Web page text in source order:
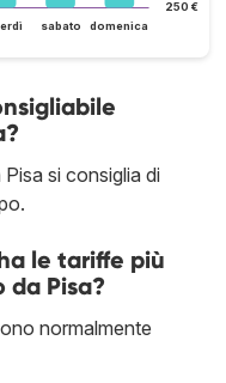
250 €
sabato domenica
si consiglia di
le tariffe più
Pisa?
normalmente